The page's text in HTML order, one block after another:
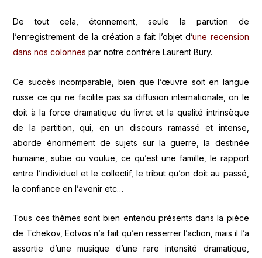
De tout cela, étonnement, seule la parution de
l’enregistrement de la création a fait l’objet d’une recension
dans nos colonnes par notre confrère Laurent Bury.
Ce succès incomparable, bien que l’œuvre soit en langue
russe ce qui ne facilite pas sa diffusion internationale, on le
doit à la force dramatique du livret et la qualité intrinsèque
de la partition, qui, en un discours ramassé et intense,
aborde énormément de sujets sur la guerre, la destinée
humaine, subie ou voulue, ce qu’est une famille, le rapport
entre l’individuel et le collectif, le tribut qu’on doit au passé,
la confiance en l’avenir etc…
Tous ces thèmes sont bien entendu présents dans la pièce
de Tchekov, Eötvös n’a fait qu’en resserrer l’action, mais il l’a
assortie d’une musique d’une rare intensité dramatique,